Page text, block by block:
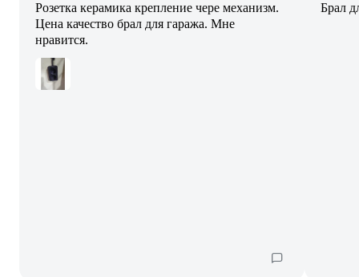
Розетка керамика крепление чере механизм.
Цена качество брал для гаража. Мне
нравится.
Брал